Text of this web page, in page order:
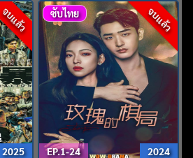
จบแล้ว
2025
จบแล้ว
ซับไทย
EP.1-24 2024